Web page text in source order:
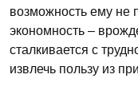
возможность ему не
экономность –
сталкивается с
извлечь пользу из